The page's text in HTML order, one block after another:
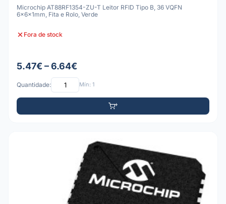
Microchip AT88RF1354-ZU-T Leitor RFID Tipo B, 36 VQFN
6x6x1mm, Fita e Rolo, Verde
Fora de stock
5.47€ – 6.64€
Quantidade: Mín: 1